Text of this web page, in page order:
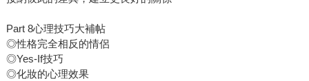
Part 8心理技巧大補帖
◎性格完全相反的情侶
◎Yes-If技巧
◎化妝的心理效果